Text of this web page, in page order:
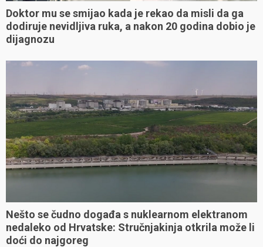
Doktor mu se smijao kada je rekao da misli da ga
dodiruje nevidljiva ruka, a nakon 20 godina dobio je
dijagnozu
Nešto se čudno događa s nuklearnom elektranom
nedaleko od Hrvatske: Stručnjakinja otkrila može li
doći do najgoreg